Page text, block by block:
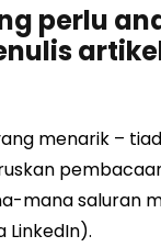
perlu
menarik –
mana saluran
LinkedIn).